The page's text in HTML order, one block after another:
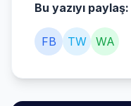
Bu yazıyı paylaş:
FB TW WA